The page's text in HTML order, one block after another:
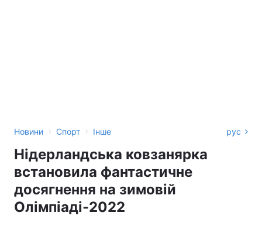
Новини › Спорт › Інше рус
Нідерландська ковзанярка
встановила фантастичне
досягнення на зимовій
Олімпіаді-2022